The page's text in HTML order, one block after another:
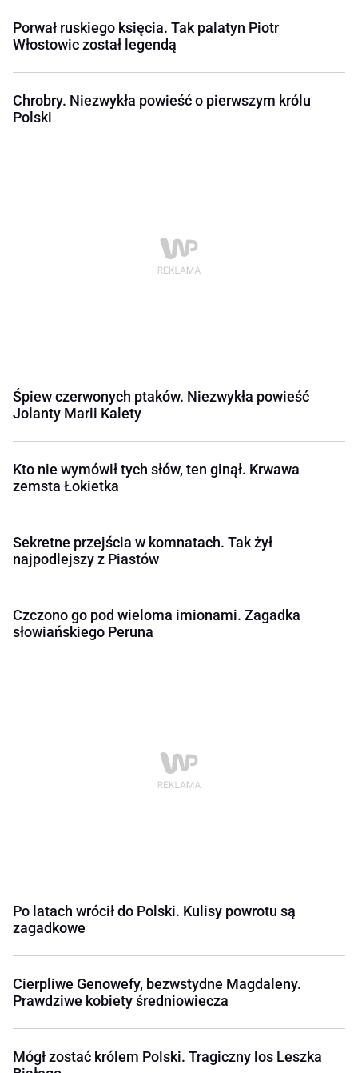
Porwał ruskiego księcia. Tak palatyn Piotr
Włostowic został legendą
Chrobry. Niezwykła powieść o pierwszym królu
Polski
Śpiew czerwonych ptaków. Niezwykła powieść
Jolanty Marii Kalety
Kto nie wymówił tych słów, ten ginął. Krwawa
zemsta Łokietka
Sekretne przejścia w komnatach. Tak żył
najpodlejszy z Piastów
Czczono go pod wieloma imionami. Zagadka
słowiańskiego Peruna
Po latach wrócił do Polski. Kulisy powrotu są
zagadkowe
Cierpliwe Genowefy, bezwstydne Magdaleny.
Prawdziwe kobiety średniowiecza
Mógł zostać królem Polski. Tragiczny los Leszka